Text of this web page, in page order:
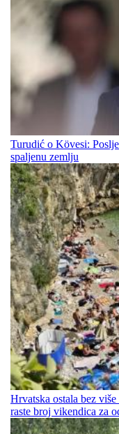
Turudić o Kövesi:
spaljenu zemlju
Hrvatska ostala bez
raste broj vikendica za